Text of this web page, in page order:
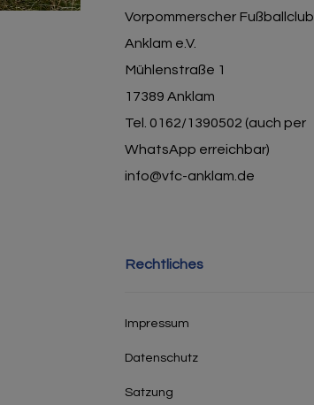
Vorpommerscher Fußballclub
Anklam e.V.
Mühlenstraße 1
17389 Anklam
Tel. 0162/1390502 (auch per
WhatsApp erreichbar)
info@vfc-anklam.de
Rechtliches
Impressum
Datenschutz
Satzung